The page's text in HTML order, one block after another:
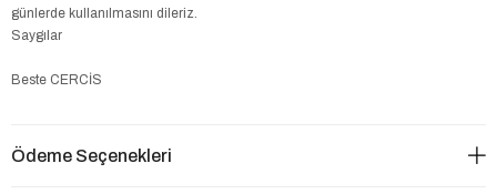
günlerde kullanılmasını dileriz.
Saygılar
Beste CERCİS
Ödeme Seçenekleri